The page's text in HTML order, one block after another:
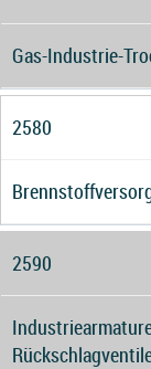
Gas-Industrie-
2580
2590